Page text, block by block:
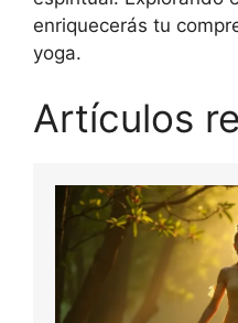
enriquecerás tu
yoga.
Artículos